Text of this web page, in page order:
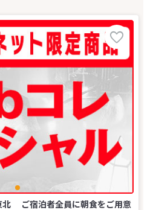
ご宿泊者全員に朝食をご用意